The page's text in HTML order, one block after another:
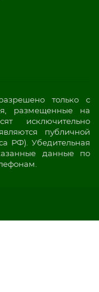
только с
размещенные на
исключительно
публичной
РФ). Убедительная
данные по